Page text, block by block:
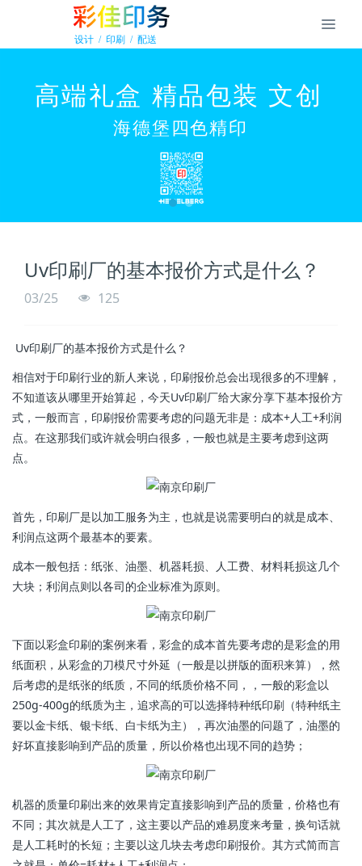
Uv印刷厂的基本报价方式是什么？
03/25 125
Uv印刷厂的基本报价方式是什么？
相信对于印刷行业的新人来说，印刷报价总会出现很多的不理解，
不知道该从哪里开始算起，今天Uv印刷厂给大家分享下基本报价方
式，一般而言，印刷报价需要考虑的问题无非是：成本+人工+利润
点。在这那我们或许就会明白很多，一般也就是主要考虑到这两
点。
首先，印刷厂是以加工服务为主，也就是说需要明白的就是成本、
利润点这两个最基本的要素。
成本一般包括：纸张、油墨、机器耗损、人工费、材料耗损这几个
大块；利润点则以各司的企业标准为原则。
下面以彩盒印刷的案例来看，彩盒的成本首先要考虑的是彩盒的用
纸面积，从彩盒的刀模尺寸外延（一般是以拼版的面积来算），然
后考虑的是纸张的纸质，不同的纸质价格不同，，一般的彩盒以
250g-400g的纸质为主，追求高的可以选择特种纸印刷（特种纸主
要以金卡纸、银卡纸、白卡纸为主），再次油墨的问题了，油墨的
好坏直接影响到产品的质量，所以价格也出现不同的趋势；
机器的质量印刷出来的效果肯定直接影响到产品的质量，价格也有
不同；其次就是人工了，这主要以产品的难易度来考量，换句话就
是人工耗时的长短；主要以这几块去考虑印刷报价。其方式简而言